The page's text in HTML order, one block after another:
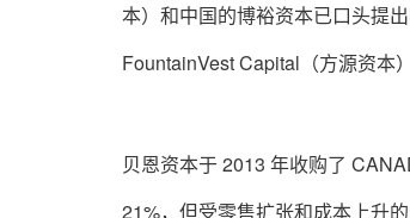
本）和中国的博裕资本已口头提
FountainVest Capital（方源资本
贝恩资本于 2013 年收购了
21%，但受零售扩张和成本上升